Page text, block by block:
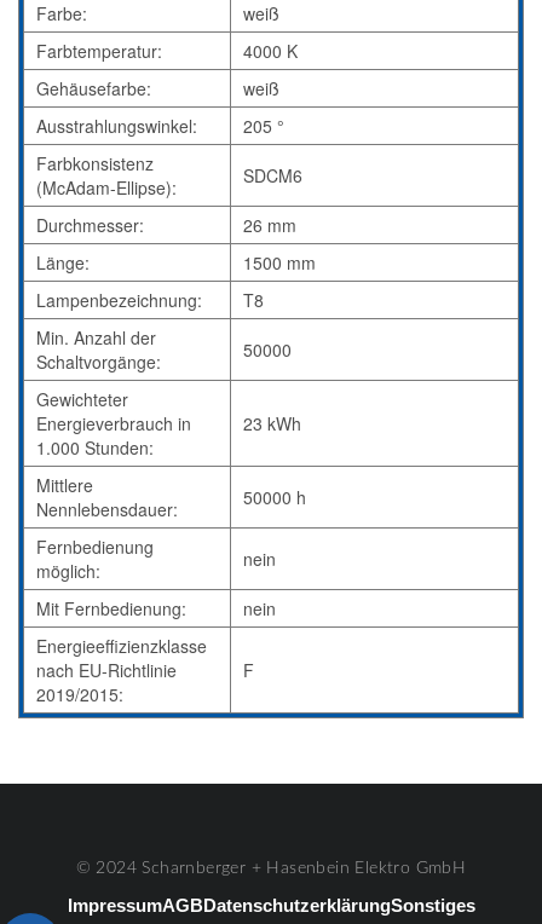
Farbe:
weiß
Farbtemperatur:
4000 K
Gehäusefarbe:
weiß
Ausstrahlungswinkel:
205 °
Farbkonsistenz
(McAdam-Ellipse):
SDCM6
Durchmesser:
26 mm
Länge:
1500 mm
Lampenbezeichnung:
T8
Min. Anzahl der
Schaltvorgänge:
50000
Gewichteter
Energieverbrauch in
1.000 Stunden:
23 kWh
Mittlere
Nennlebensdauer:
50000 h
Fernbedienung
möglich:
nein
Mit Fernbedienung:
nein
Energieeffizienzklasse
nach EU-Richtlinie
2019/2015:
F
© 2024 Scharnberger + Hasenbein Elektro GmbH
ImpressumAGBDatenschutzerklärungSonstiges